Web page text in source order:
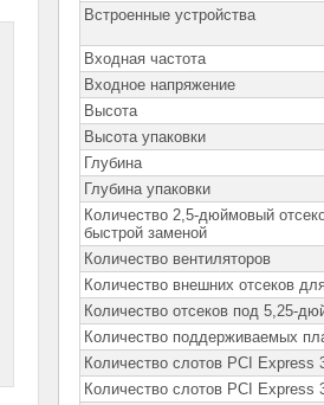
Встроенные устройства
Входная частота
Входное напряжение
Высота
Высота упаковки
Глубина
Глубина упаковки
Количество 2,5-дюймовый
быстрой заменой
Количество вентиляторов
Количество внешних отсеков
Количество отсеков под 5,25-
Количество поддерживаемых
Количество слотов PCI Express
Количество слотов PCI Express